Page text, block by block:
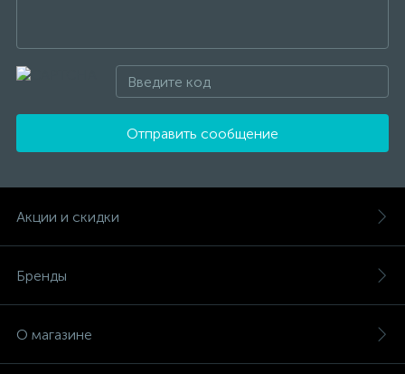
Отправить сообщение
Акции и скидки
Бренды
О магазине